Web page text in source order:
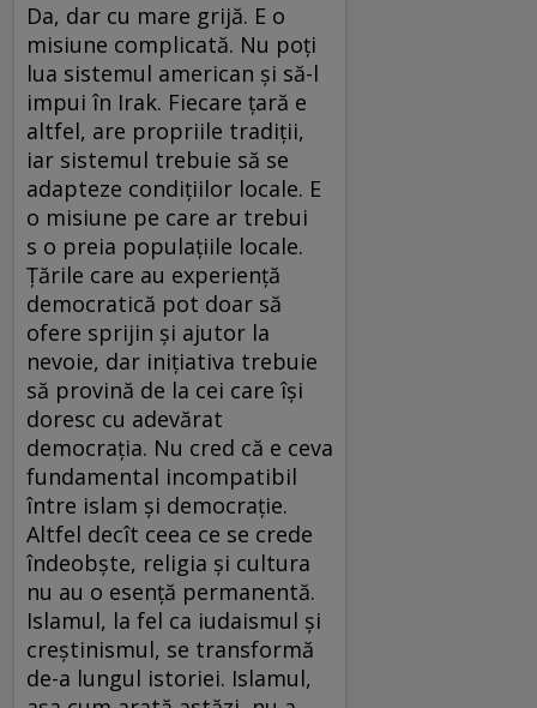
Da, dar cu mare grijă. E o
misiune complicată. Nu poți
lua sistemul american și să-l
impui în Irak. Fiecare țară e
altfel, are propriile tradiții,
iar sistemul trebuie să se
adapteze condițiilor locale. E
o misiune pe care ar trebui
s o preia populațiile locale.
Țările care au experiență
democratică pot doar să
ofere sprijin și ajutor la
nevoie, dar inițiativa trebuie
să provină de la cei care își
doresc cu adevărat
democrația. Nu cred că e ceva
fundamental incompatibil
între islam și democrație.
Altfel decît ceea ce se crede
îndeobște, religia și cultura
nu au o esență permanentă.
Islamul, la fel ca iudaismul și
creștinismul, se transformă
de-a lungul istoriei. Islamul,